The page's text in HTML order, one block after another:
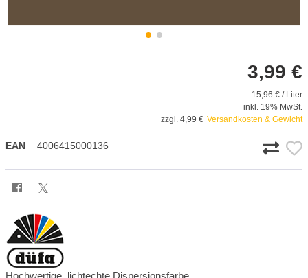
3,99 €
15,96 € / Liter
inkl. 19% MwSt.
zzgl. 4,99 € Versandkosten & Gewicht
EAN 4006415000136
Hochwertige, lichtechte Dispersionsfarbe